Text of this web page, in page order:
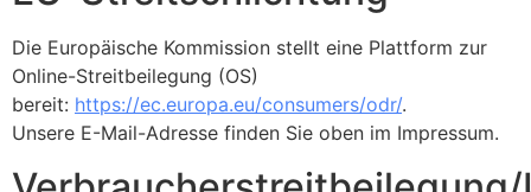
Die Europäische Kommission stellt eine Plattform zur
Online-Streitbeilegung (OS)
bereit: https://ec.europa.eu/consumers/odr/.
Unsere E-Mail-Adresse finden Sie oben im Impressum.